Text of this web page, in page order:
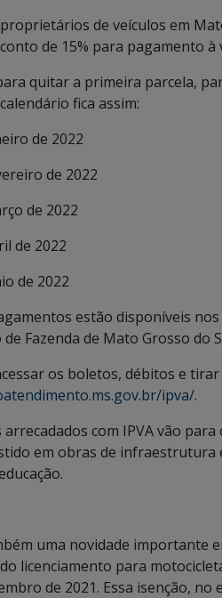
de veículos em
de 15% para pagamento à
quitar a primeira parcela,
fica assim:
de 2022
de 2022
de 2022
de 2022
de 2022
estão disponíveis
Fazenda de Mato Grosso do
os boletos, débitos e
ipva/.
com IPVA vão
em obras de infraestrutura
uma novidade importante
licenciamento para
de 2021. Essa isenção,